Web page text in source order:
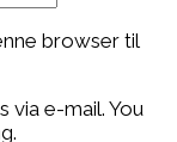
browser til
e-mail. You